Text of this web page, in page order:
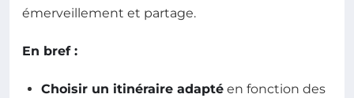
émerveillement et partage.
En bref :
Choisir un itinéraire adapté en fonction des